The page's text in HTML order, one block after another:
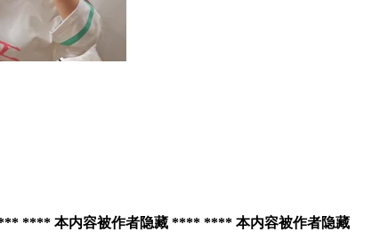
**** 本内容被作者隐藏 **** **** 本内容被作者隐藏